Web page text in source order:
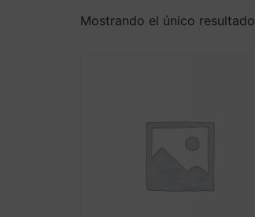
Mostrando el único resultado